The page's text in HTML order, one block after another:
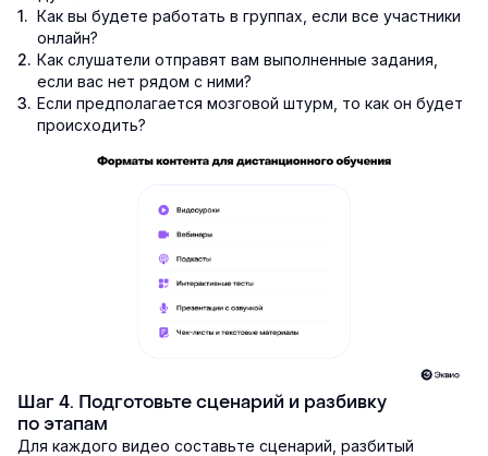
Как вы будете работать в группах, если все участники
онлайн?
Как слушатели отправят вам выполненные задания,
если вас нет рядом с ними?
Если предполагается мозговой штурм, то как он будет
происходить?
Шаг 4. Подготовьте сценарий и разбивку
по этапам
Для каждого видео составьте сценарий, разбитый